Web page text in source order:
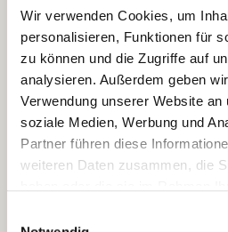
Wir verwenden Cookies, um
personalisieren, Funktionen für
zu können und die Zugriffe auf
analysieren. Außerdem geben
Verwendung unserer Website
soziale Medien, Werbung und
Partner führen diese
weiteren Daten zusammen, die
Ich bin damit einverstanden, dass
ausschließlich zum Zweck der
verarbeitet, auf IT- Systemen der
GmbH, Heinrich-von-Kleist-Straße 2,
(Betreiber) gespeichert und an die für
verantwortliche Stelle zur
werden.
Diese Einwilligungserklärung kann
Weitere Details können Sie der